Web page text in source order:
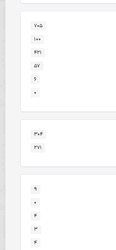
۷۰۵
۱۰۰
۴۲۱
۵۷
۶
۰
۳۰۴
۲۷۱
۹
۰
۴
۳
۴